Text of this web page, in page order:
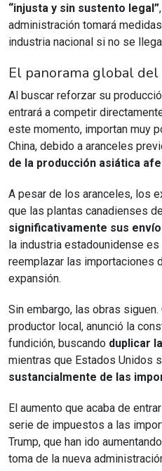
“injusta y sin sustento legal”
administración tomará
industria nacional si no se
El panorama global del
Al buscar reforzar su
entrará a competir
este momento, importan muy
China, debido a aranceles
de la producción asiática
A pesar de los aranceles, los
que las plantas canadienses
significativamente sus
la industria estadounidense
reemplazar las importaciones
expansión.
Sin embargo, las obras siguen.
productor local, anunció la
fundición, buscando duplicar
mientras que Estados Unidos
sustancialmente de las
El aumento que acaba de
serie de impuestos a las
Trump, que han ido
toma de la nueva